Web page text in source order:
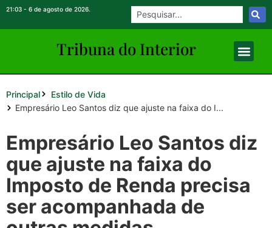
21:03 - 6 de agosto de 2026.
Tribuna do Interior
Principal
Estilo de Vida
Empresário Leo Santos diz que ajuste na faixa do I...
Empresário Leo Santos diz
que ajuste na faixa do
Imposto de Renda precisa
ser acompanhada de